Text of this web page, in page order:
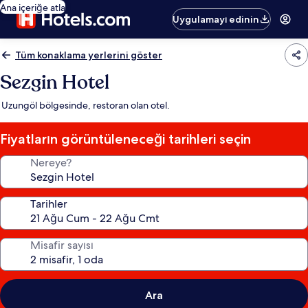
Ana içeriğe atla
Uygulamayı edinin
Tüm konaklama yerlerini göster
Sezgin Hotel
Uzungöl bölgesinde, restoran olan otel.
Fiyatların görüntüleneceği tarihleri seçin
Nereye?
Tarihler
Misafir sayısı
Ara